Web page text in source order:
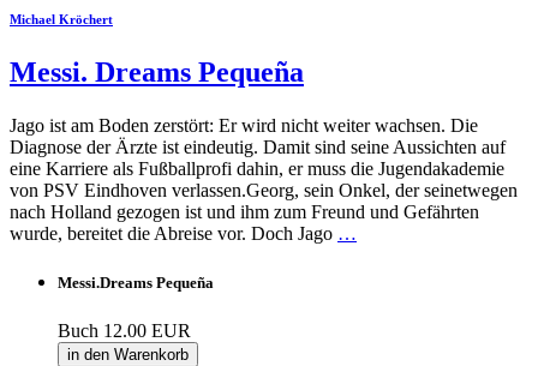
Michael Kröchert
Messi. Dreams Pequeña
Jago ist am Boden zerstört: Er wird nicht weiter wachsen. Die
Diagnose der Ärzte ist eindeutig. Damit sind seine Aussichten auf
eine Karriere als Fußballprofi dahin, er muss die Jugendakademie
von PSV Eindhoven verlassen.Georg, sein Onkel, der seinetwegen
nach Holland gezogen ist und ihm zum Freund und Gefährten
wurde, bereitet die Abreise vor. Doch Jago …
Messi.Dreams Pequeña
Buch 12.00 EUR
in den Warenkorb